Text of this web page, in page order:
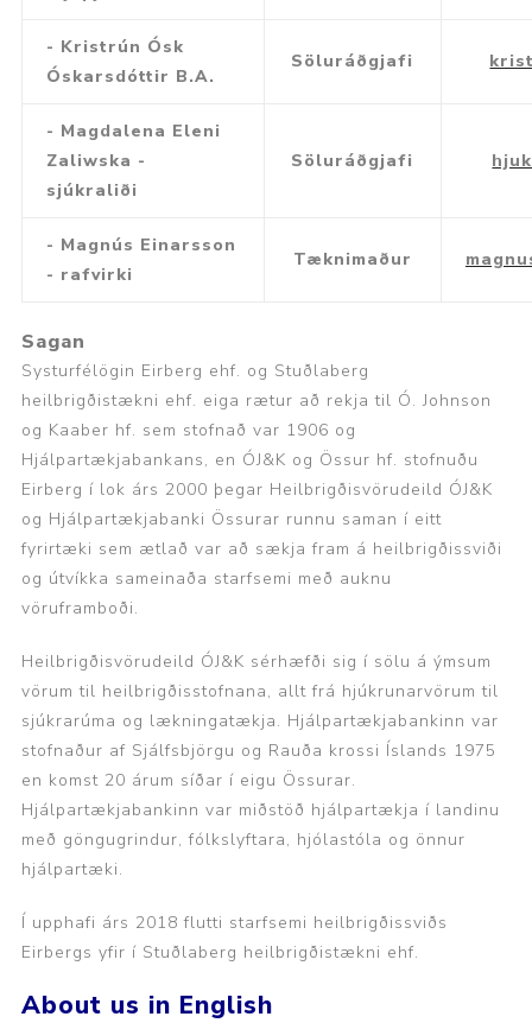
- Kristrún Ósk
Óskarsdóttir B.A.
Söluráðgjafi
- Magdalena Eleni
Zaliwska -
sjúkraliði
Söluráðgjafi
- Magnús Einarsson
- rafvirki
Tæknimaður
Sagan
Systurfélögin Eirberg ehf. og Stuðlaberg
heilbrigðistækni ehf. eiga rætur að rekja til Ó. Johnson
og Kaaber hf. sem stofnað var 1906 og
Hjálpartækjabankans, en ÓJ&K og Össur hf. stofnuðu
Eirberg í lok árs 2000 þegar Heilbrigðisvörudeild ÓJ&K
og Hjálpartækjabanki Össurar runnu saman í eitt
fyrirtæki sem ætlað var að sækja fram á heilbrigðissviði
og útvíkka sameinaða starfsemi með auknu
vöruframboði.
Heilbrigðisvörudeild ÓJ&K sérhæfði sig í sölu á ýmsum
vörum til heilbrigðisstofnana, allt frá hjúkrunarvörum til
sjúkrarúma og lækningatækja. Hjálpartækjabankinn var
stofnaður af Sjálfsbjörgu og Rauða krossi Íslands 1975
en komst 20 árum síðar í eigu Össurar.
Hjálpartækjabankinn var miðstöð hjálpartækja í landinu
með göngugrindur, fólkslyftara, hjólastóla og önnur
hjálpartæki.
Í upphafi árs 2018 flutti starfsemi heilbrigðissviðs
Eirbergs yfir í Stuðlaberg heilbrigðistækni ehf.
About us in English